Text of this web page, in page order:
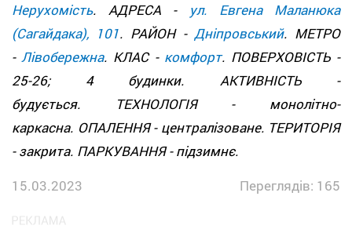
Нерухомість. АДРЕСА -
ул. Евгена Маланюка
(Сагайдака), 101. РАЙОН - Дніпровський. МЕТРО
-Лівобережна. КЛАС - комфорт. ПОВЕРХОВІСТЬ -
25-26; 4 будинки. АКТИВНІСТЬ -
будується. ТЕХНОЛОГІЯ - монолітно-
каркасна. ОПАЛЕННЯ - централізоване. ТЕРИТОРІЯ
- закрита. ПАРКУВАННЯ - підзимнє.
15.03.2023
Переглядів: 165